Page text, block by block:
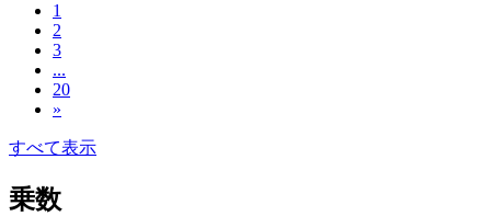
1
2
3
...
20
»
すべて表示
乗数